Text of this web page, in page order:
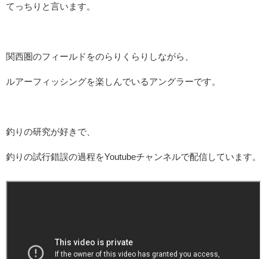
てっちりと言います。
関西圏のフィールドをのらりくらりしながら、
ルアーフィッシングを楽しんでいるアングラーです。
釣りの研究が好きで、
釣りの試行錯誤の過程をYoutubeチャンネルで配信しています。